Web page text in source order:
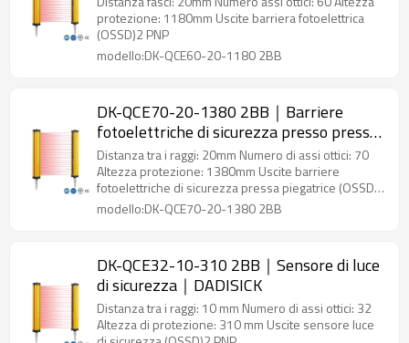
protezione: 1180mm Uscite barriera fotoelettrica
(OSSD)2 PNP
modello:DK-QCE60-20-1180 2BB
DK-QCE70-20-1380 2BB｜Barriere
fotoelettriche di sicurezza presso pressa
piegatrice｜DADISICK
Distanza tra i raggi: 20mm Numero di assi ottici: 70
Altezza protezione: 1380mm Uscite barriere
fotoelettriche di sicurezza pressa piegatrice (OSSD)2
PNP
modello:DK-QCE70-20-1380 2BB
DK-QCE32-10-310 2BB｜Sensore di luce
di sicurezza｜DADISICK
Distanza tra i raggi: 10 mm Numero di assi ottici: 32
Altezza di protezione: 310 mm Uscite sensore luce